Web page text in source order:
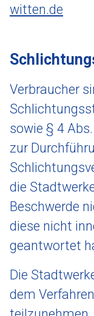
witten.de
Verbraucher
sowie § 4
zur
die
Beschwerde
diese nicht
geantwortet
Die
dem